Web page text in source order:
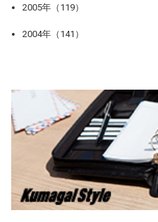
2005年（119）
2004年（141）